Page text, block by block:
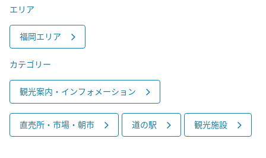
エリア
福岡エリア
カテゴリー
観光案内・インフォメーション
直売所・市場・朝市 道の駅 観光施設